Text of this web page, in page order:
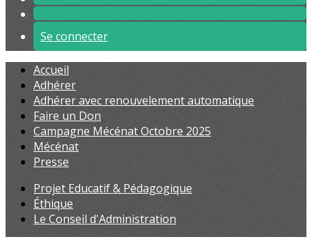
Se connecter
Accueil
Adhérer
Adhérer avec renouvelement automatique
Faire un Don
Campagne Mécénat Octobre 2025
Mécénat
Presse
Projet Educatif & Pédagogique
Éthique
Le Conseil d'Administration